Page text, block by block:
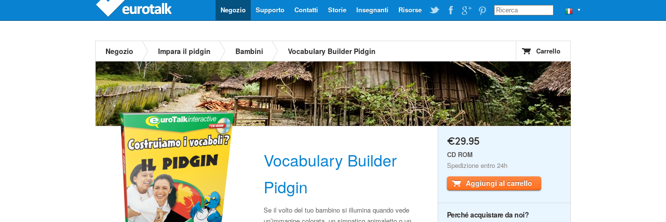
▼
Risorse
Insegnanti
Storie
Contatti
Supporto
Negozio
Negozio Impara il pidgin Bambini Vocabulary Builder Pidgin Carrello
Vocabulary Builder
Pidgin
Se il volto del tuo bambino si illumina quando vede
€29.95
CD ROM
Spedizione entro 24h
Aggiungi al carrello
Perché acquistare da noi?